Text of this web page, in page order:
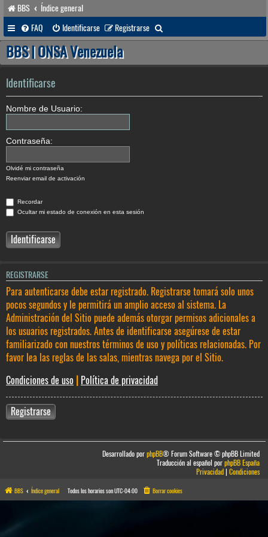
BBS
Índice general
FAQ
Identificarse Registrarse
u
a
BBS | ONSA Venezuela
Identificarse
Nombre de Usuario:
Contraseña:
Olvidé mi contraseña
Reenviar email de activación
Recordar
Ocultar mi estado de conexión en esta sesión
REGISTRARSE
Para autenticarse debe estar registrado. Registrarse tomará solo unos
pocos segundos y le permitirá un amplio acceso al sistema. La
Administración del Sitio puede además otorgar permisos adicionales a
los usuarios registrados. Antes de identificarse asegúrese de estar
familiarizado con nuestros términos de uso y políticas relacionadas. Por
favor lea las reglas de las salas, mientras navega por el Sitio.
Condiciones de uso
Política de privacidad
Registrarse
Desarrollado porphpBB® Forum Software © phpBB Limited
Traducción al español porphpBB España
Privacidad|Condiciones
BBS Índice general Todos los horarios sonUTC-04:00 Borrar cookies